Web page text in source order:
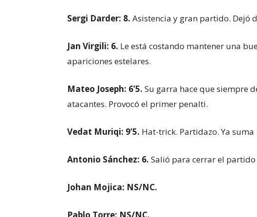
Sergi Darder: 8. Asistencia y gran partido. Dejó
Jan Virgili: 6. Le está costando mantener una
apariciones estelares.
Mateo Joseph: 6’5. Su garra hace que siempre
atacantes. Provocó el primer penalti.
Vedat Muriqi: 9’5. Hat-trick. Partidazo. Ya
Antonio Sánchez: 6. Salió para cerrar el
Johan Mojica: NS/NC.